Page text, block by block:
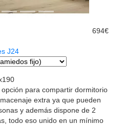
694€
J24
para compartir dormitorio
extra ya que pueden
y además dispone de 2
todo eso unido en un mínimo